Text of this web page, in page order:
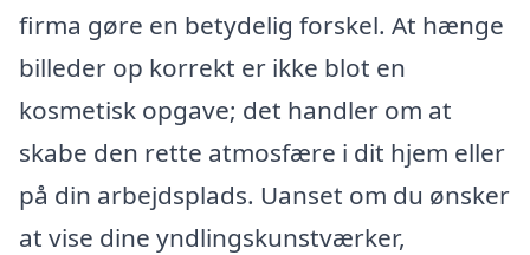
firma gøre en betydelig forskel. At hænge
billeder op korrekt er ikke blot en
kosmetisk opgave; det handler om at
skabe den rette atmosfære i dit hjem eller
på din arbejdsplads. Uanset om du ønsker
at vise dine yndlingskunstværker,